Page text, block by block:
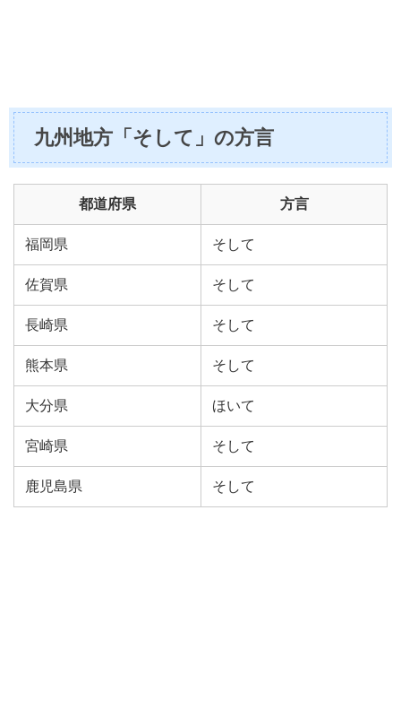
九州地方「そして」の方言
都道府県 方言
福岡県 そして
佐賀県 そして
長崎県 そして
熊本県 そして
大分県 ほいて
宮崎県 そして
鹿児島県 そして